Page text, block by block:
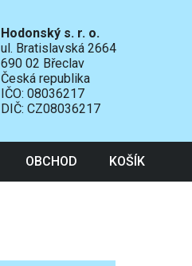
Hodonský s. r. o.
ul. Bratislavská 2664
690 02 Břeclav
Česká republika
IČO: 08036217
DIČ: CZ08036217
OBCHOD KOŠÍK